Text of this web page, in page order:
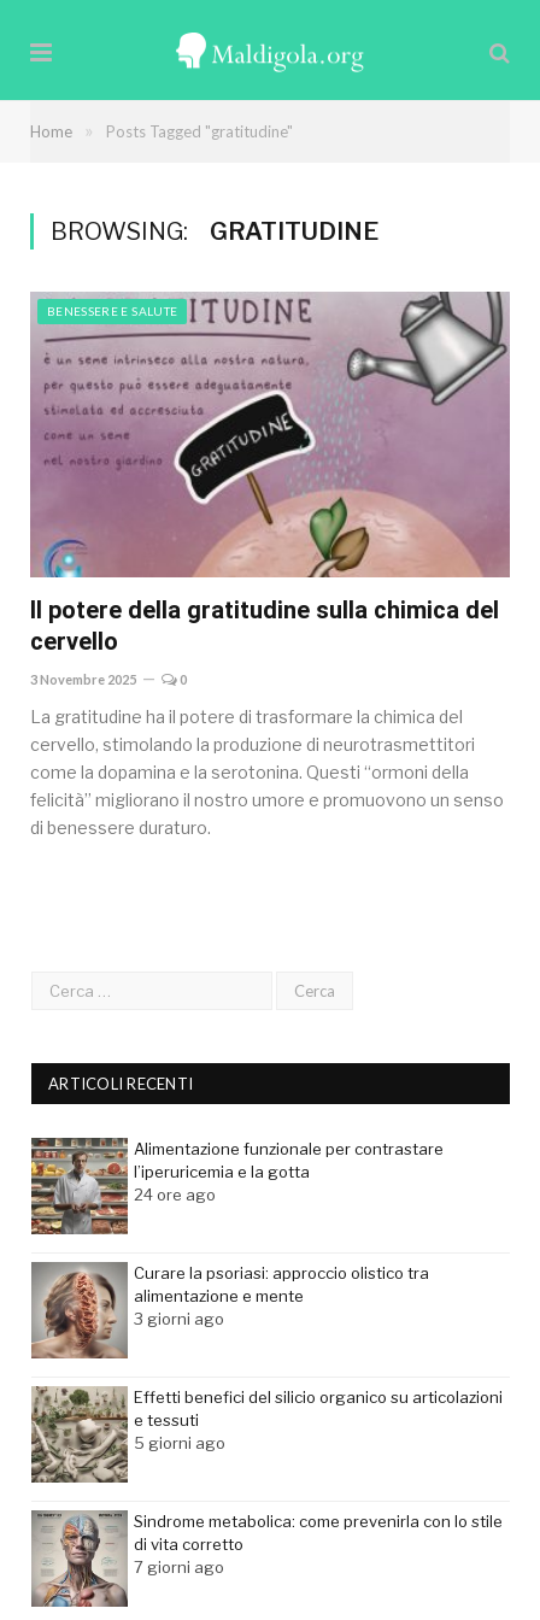
Home » Posts Tagged "gratitudine"
BROWSING: GRATITUDINE
BENESSERE E SALUTE
Il potere della gratitudine sulla chimica del
cervello
3 Novembre 2025 0
La gratitudine ha il potere di trasformare la chimica del
cervello, stimolando la produzione di neurotrasmettitori
come la dopamina e la serotonina. Questi “ormoni della
felicità” migliorano il nostro umore e promuovono un senso
di benessere duraturo.
ARTICOLI RECENTI
Alimentazione funzionale per contrastare
l’iperuricemia e la gotta
24 ore ago
Curare la psoriasi: approccio olistico tra
alimentazione e mente
3 giorni ago
Effetti benefici del silicio organico su articolazioni
e tessuti
5 giorni ago
Sindrome metabolica: come prevenirla con lo stile
di vita corretto
7 giorni ago